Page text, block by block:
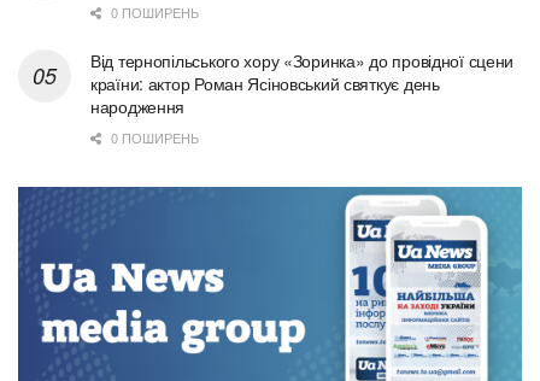
0 ПОШИРЕНЬ
Від тернопільського хору «Зоринка» до провідної сцени
країни: актор Роман Ясіновський святкує день
народження
0 ПОШИРЕНЬ